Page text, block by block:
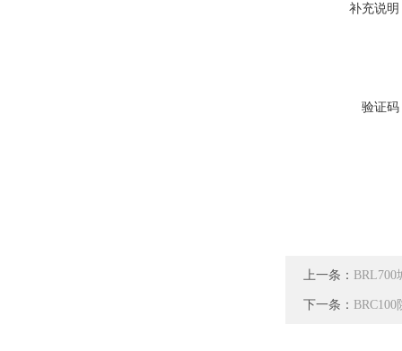
补充说明
验证码
上一条：
下一条：